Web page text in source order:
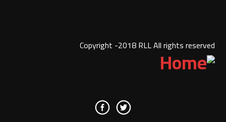
Copyright -2018 RLL All rights reserved